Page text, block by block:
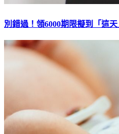
別錯過！領6000期限擬到「這